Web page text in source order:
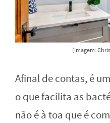
(Imagem:
Afinal de contas, é
o que facilita as
não é à toa que é